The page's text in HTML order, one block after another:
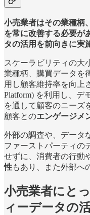
小売業者はその業種柄
を常に改善する必要が
タの活用を前向きに実
スケーラビリティの大
業種柄、購買データを
用し顧客維持率を向上
Platform) を利用し、デ
を通して顧客のニーズ
顧客とのエンゲージメ
外部の調査や、データ
ファーストパーティの
せずに、消費者の行動
性もあり、また外部へ
小売業者にと
ィーデータの